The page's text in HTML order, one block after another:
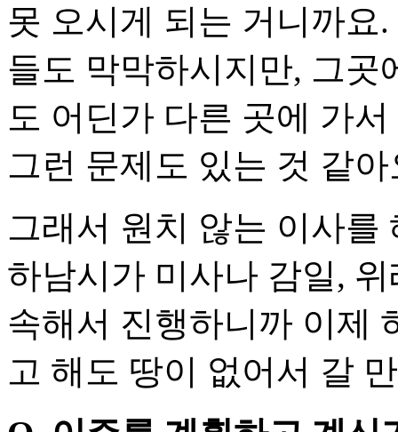
못 오시게 되는 거니까요
들도 막막하시지만, 그곳
도 어딘가 다른 곳에 가
그런 문제도 있는 것 같아
그래서 원치 않는 이사를
하남시가 미사나 감일,
속해서 진행하니까 이제
고 해도 땅이 없어서 갈